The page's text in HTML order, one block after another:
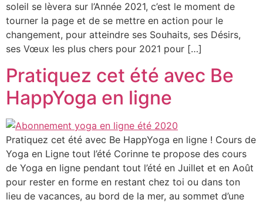
soleil se lèvera sur l’Année 2021, c’est le moment de
tourner la page et de se mettre en action pour le
changement, pour atteindre ses Souhaits, ses Désirs,
ses Vœux les plus chers pour 2021 pour […]
Pratiquez cet été avec Be
HappYoga en ligne
Pratiquez cet été avec Be HappYoga en ligne ! Cours de
Yoga en Ligne tout l’été Corinne te propose des cours
de Yoga en ligne pendant tout l’été en Juillet et en Août
pour rester en forme en restant chez toi ou dans ton
lieu de vacances, au bord de la mer, au sommet d’une